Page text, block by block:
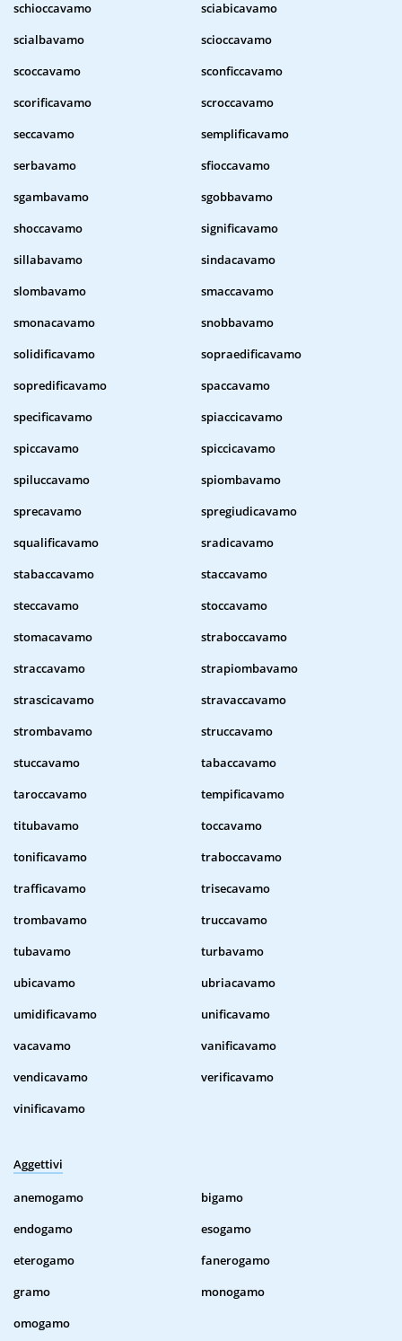
schioccavamo
sciabicavamo
scialbavamo
scioccavamo
scoccavamo
sconficcavamo
scorificavamo
scroccavamo
seccavamo
semplificavamo
serbavamo
sfioccavamo
sgambavamo
sgobbavamo
shoccavamo
significavamo
sillabavamo
sindacavamo
slombavamo
smaccavamo
smonacavamo
snobbavamo
solidificavamo
sopraedificavamo
sopredificavamo
spaccavamo
specificavamo
spiaccicavamo
spiccavamo
spiccicavamo
spiluccavamo
spiombavamo
sprecavamo
spregiudicavamo
squalificavamo
sradicavamo
stabaccavamo
staccavamo
steccavamo
stoccavamo
stomacavamo
straboccavamo
straccavamo
strapiombavamo
strascicavamo
stravaccavamo
strombavamo
struccavamo
stuccavamo
tabaccavamo
taroccavamo
tempificavamo
titubavamo
toccavamo
tonificavamo
traboccavamo
trafficavamo
trisecavamo
trombavamo
truccavamo
tubavamo
turbavamo
ubicavamo
ubriacavamo
umidificavamo
unificavamo
vacavamo
vanificavamo
vendicavamo
verificavamo
vinificavamo
Aggettivi
anemogamo
bigamo
endogamo
esogamo
eterogamo
fanerogamo
gramo
monogamo
omogamo